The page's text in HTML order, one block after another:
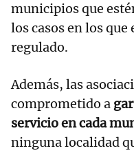
municipios que
los casos en los
regulado.
Además, las
comprometido a
servicio en cada
ninguna localidad